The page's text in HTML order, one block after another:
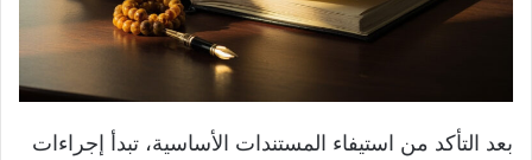
بعد التأكد من استيفاء المستندات الأساسية، تبدأ إجراءات